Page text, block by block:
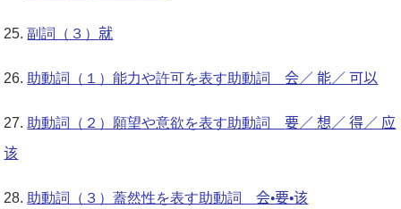
副詞（３）就
助動詞（１）能力や許可を表す助動詞会／ 能／ 可以
助動詞（２）願望や意欲を表す助動詞要／ 想／ 得／ 应
该
助動詞（３）蓋然性を表す助動詞会・要・该